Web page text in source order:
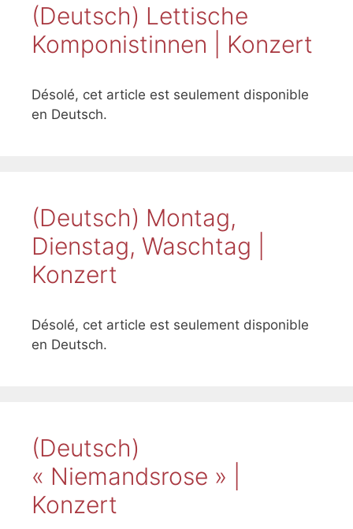
(Deutsch) Lettische
Komponistinnen | Konzert
Désolé, cet article est seulement disponible
en Deutsch.
(Deutsch) Montag,
Dienstag, Waschtag |
Konzert
Désolé, cet article est seulement disponible
en Deutsch.
(Deutsch)
« Niemandsrose » |
Konzert